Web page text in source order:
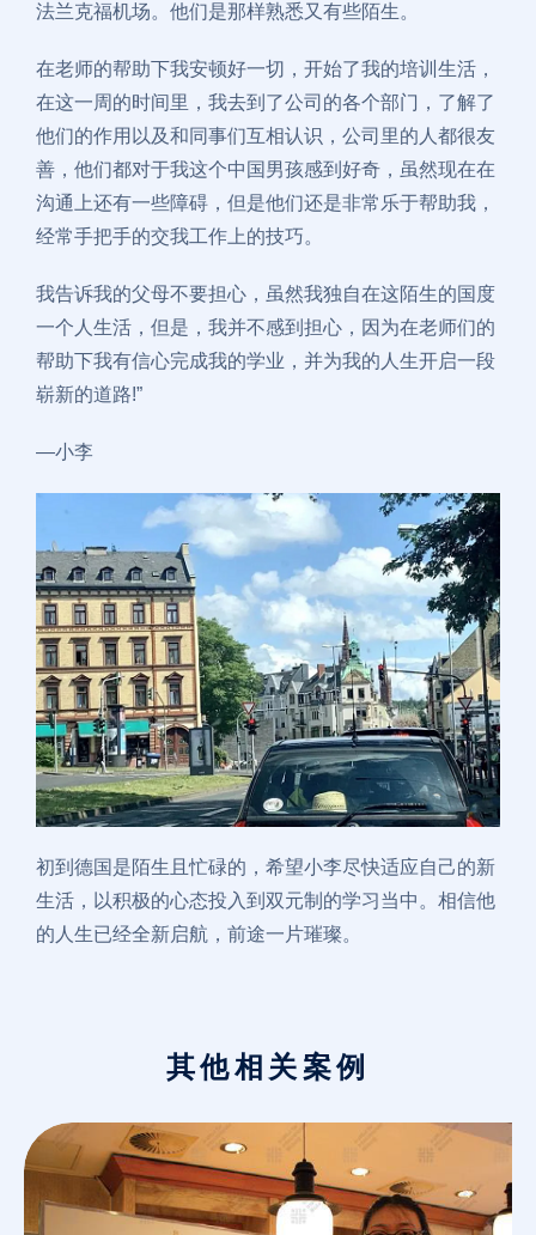
法兰克福机场。他们是那样熟悉又有些陌生。
在老师的帮助下我安顿好一切，开始了我的培训生活，
在这一周的时间里，我去到了公司的各个部门，了解了
他们的作用以及和同事们互相认识，公司里的人都很友
善，他们都对于我这个中国男孩感到好奇，虽然现在在
沟通上还有一些障碍，但是他们还是非常乐于帮助我，
经常手把手的交我工作上的技巧。
我告诉我的父母不要担心，虽然我独自在这陌生的国度
一个人生活，但是，我并不感到担心，因为在老师们的
帮助下我有信心完成我的学业，并为我的人生开启一段
崭新的道路!”
—小李
初到德国是陌生且忙碌的，希望小李尽快适应自己的新
生活，以积极的心态投入到双元制的学习当中。相信他
的人生已经全新启航，前途一片璀璨。
其他相关案例